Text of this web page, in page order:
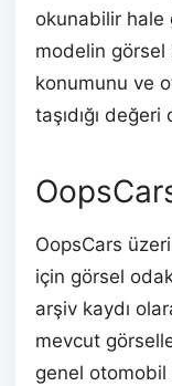
okunabilir hale
modelin görsel
konumunu ve
taşıdığı
OopsCars
için görsel
arşiv kaydı
mevcut
genel